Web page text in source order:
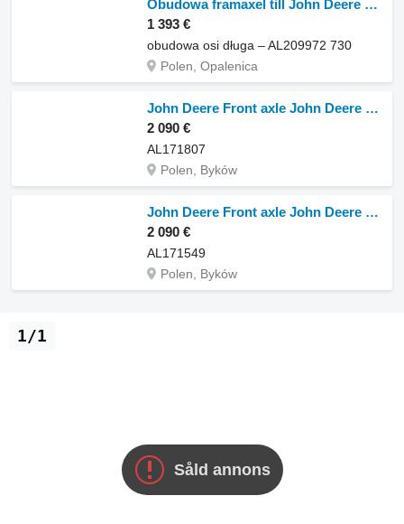
Obudowa framaxel till John Deere 6125R 6130R hjultraktor
1 393 €
obudowa osi długa – AL209972 730
Polen, Opalenica
John Deere Front axle John Deere 6930 AL171807 framaxel till John Deere 6930 hjultraktor
2 090 €
AL171807
Polen, Byków
John Deere Front axle John Deere 6230 AL171549 framaxel till John Deere 6230 hjultraktor
2 090 €
AL171549
Polen, Byków
Såld annons
1/1